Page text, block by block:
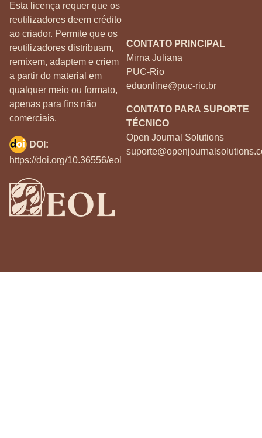
Esta licença requer que os
reutilizadores deem crédito
ao criador. Permite que os
reutilizadores distribuam,
remixem, adaptem e criem
a partir do material em
qualquer meio ou formato,
apenas para fins não
comerciais.
CONTATO PRINCIPAL
Mirna Juliana
PUC-Rio
eduonline@puc-rio.br
CONTATO PARA SUPORTE
TÉCNICO
Open Journal Solutions
DOI:
https://doi.org/10.36556/eol